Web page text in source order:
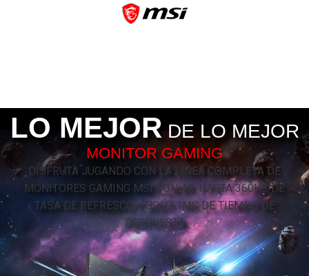
LO MEJORDE LO MEJOR
MONITOR GAMING
DISFRUTA JUGANDO CON LA LÍNEA COMPLETA DE
MONITORES GAMING MSI CON 4K, HASTA 360HZ DE
TASA DE REFRESCO Y SOLO 1MS DE TIEMPO DE
RESPUESTA